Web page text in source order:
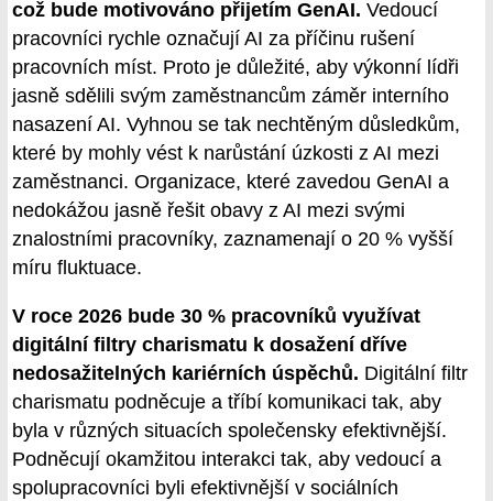
což bude motivováno přijetím GenAI. Vedoucí
pracovníci rychle označují AI za příčinu rušení
pracovních míst. Proto je důležité, aby výkonní lídři
jasně sdělili svým zaměstnancům záměr interního
nasazení AI. Vyhnou se tak nechtěným důsledkům,
které by mohly vést k narůstání úzkosti z AI mezi
zaměstnanci. Organizace, které zavedou GenAI a
nedokážou jasně řešit obavy z AI mezi svými
znalostními pracovníky, zaznamenají o 20 % vyšší
míru fluktuace.
V roce 2026 bude 30 % pracovníků využívat
digitální filtry charismatu k dosažení dříve
nedosažitelných kariérních úspěchů. Digitální filtr
charismatu podněcuje a tříbí komunikaci tak, aby
byla v různých situacích společensky efektivnější.
Podněcují okamžitou interakci tak, aby vedoucí a
spolupracovníci byli efektivnější v sociálních